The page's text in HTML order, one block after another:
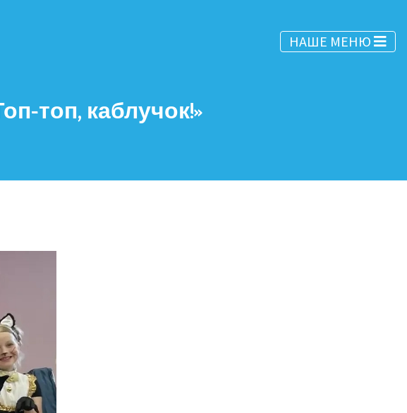
НАШЕ МЕНЮ
топ, каблучок!»